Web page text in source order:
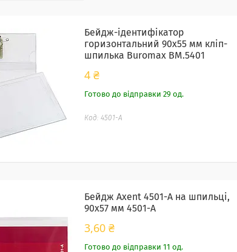
Бейдж-ідентифікатор
горизонтальний 90х55 мм кліп-
шпилька Buromax BM.5401
4 ₴
Готово до відправки 29 од.
4501-А
Бейдж Axent 4501-A на шпильці,
90х57 мм 4501-А
3,60 ₴
Готово до відправки 11 од.